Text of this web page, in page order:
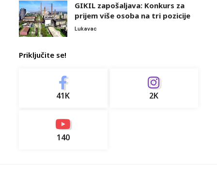
GIKIL zapošaljava: Konkurs za
prijem više osoba na tri pozicije
Lukavac
Priključite se!
41K 2K
140